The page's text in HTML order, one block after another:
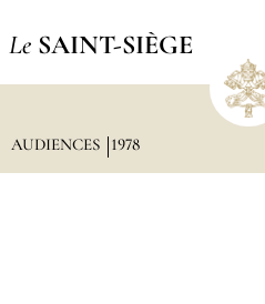
Le SAINT-SIÈGE
AUDIENCES 1978